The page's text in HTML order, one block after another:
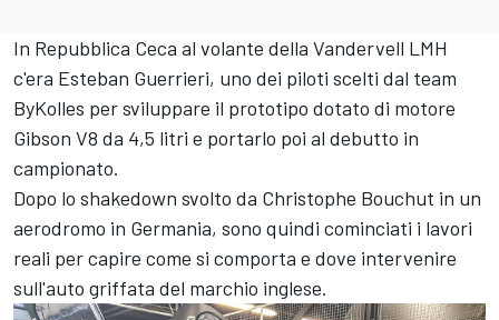
In Repubblica Ceca al volante della Vandervell LMH
c'era Esteban Guerrieri, uno dei piloti scelti dal team
ByKolles per sviluppare il prototipo dotato di motore
Gibson V8 da 4,5 litri e portarlo poi al debutto in
campionato.
Dopo lo shakedown svolto da Christophe Bouchut in un
aerodromo in Germania, sono quindi cominciati i lavori
reali per capire come si comporta e dove intervenire
sull'auto griffata del marchio inglese.